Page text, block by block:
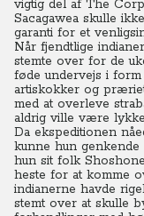
vigtig del af The
Sacagawea skulle
garanti for et
Når fjendtlige
stemte over for de
føde undervejs i
artiskokker og
med at overleve
aldrig ville være
Da ekspeditionen
kunne hun
hun sit folk
heste for at komme
indianerne havde
stemt over at skulle